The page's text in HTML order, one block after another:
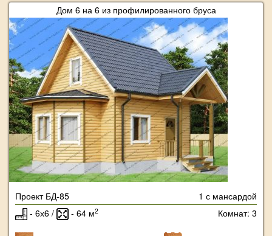
Дом 6 на 6 из профилированного бруса
Проект БД-85
1 с мансардой
- 6х6 /
- 64 м2 Комнат: 3